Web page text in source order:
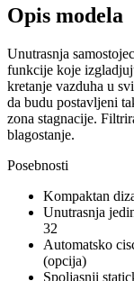
Opis modela
Unutrasnja
funkcije koje
kretanje vazduha u
da budu postavljeni
zona stagnacije.
blagostanje.
Posebnosti
Kompaktan
Unutrasnja
32
Automatsko
(opcija)
Spoljasnji